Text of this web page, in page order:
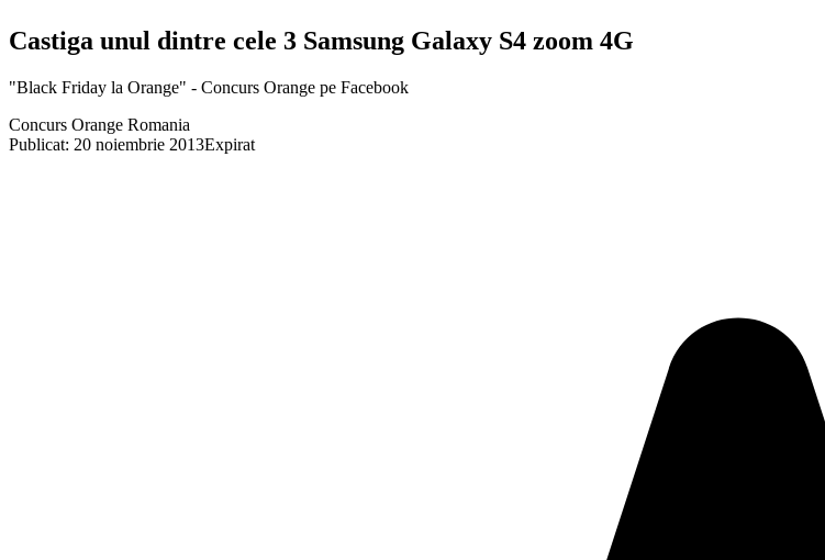
Castiga unul dintre cele 3 Samsung Galaxy S4 zoom 4G
"Black Friday la Orange" - Concurs Orange pe Facebook
Concurs Orange Romania
Publicat: 20 noiembrie 2013Expirat